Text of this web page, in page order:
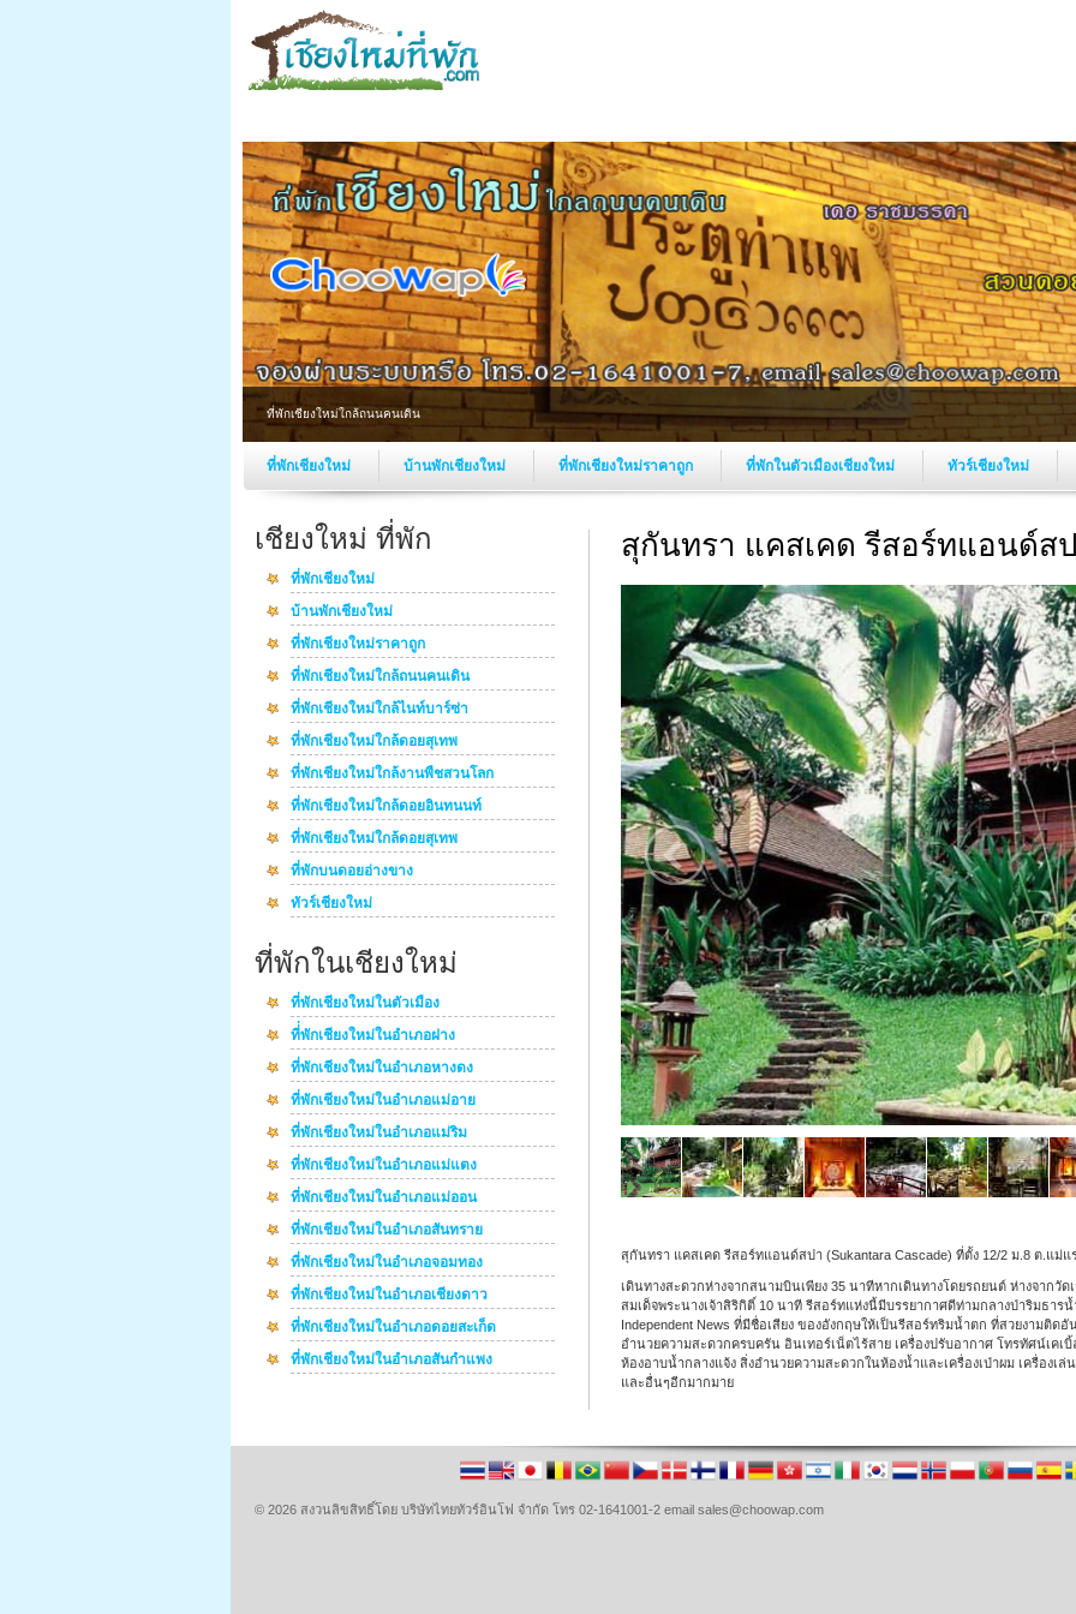
ที่พักเชียงใหม่ใกล้ถนนคนเดิน
ที่พักเชียงใหม่ บ้านพักเชียงใหม่ ที่พักเชียงใหม่ราคาถูก ที่พักในตัวเมืองเชียงใหม่ ทัวร์เชียงใหม่
เชียงใหม่ ที่พัก
ที่พักเชียงใหม่
บ้านพักเชียงใหม่
ที่พักเชียงใหม่ราคาถูก
ที่พักเชียงใหม่ใกล้ถนนคนเดิน
ที่พักเชียงใหม่ใกล้ไนท์บาร์ซ่า
ที่พักเชียงใหม่ใกล้ดอยสุเทพ
ที่พักเชียงใหม่ใกล้งานพืชสวนโลก
ที่พักเชียงใหม่ใกล้ดอยอินทนนท์
ที่พักเชียงใหม่ใกล้ดอยสุเทพ
ที่พักบนดอยอ่างขาง
ทัวร์เชียงใหม่
ที่พักในเชียงใหม่
ที่พักเชียงใหม่ในตัวเมือง
ที่่พักเชียงใหม่ในอำเภอฝาง
ที่พักเชียงใหม่ในอำเภอหางดง
ที่พักเชียงใหม่ในอำเภอแม่อาย
ที่พักเชียงใหม่ในอำเภอแม่ริม
ที่พักเชียงใหม่ในอำเภอแม่แตง
ที่พักเชียงใหม่ในอำเภอแม่ออน
ที่พักเชียงใหม่ในอำเภอสันทราย
ที่พักเชียงใหม่ในอำเภอจอมทอง
ที่พักเชียงใหม่ในอำเภอเชียงดาว
ที่พักเชียงใหม่ในอำเภอดอยสะเก็ด
ที่พักเชียงใหม่ในอำเภอสันกำแพง
สุกันทรา แคสเคด รีสอร์ทแอนด์ส
สุกันทรา แคสเคด รีสอร์ทแอนด์สปา (Sukantara Cascade) ที่ตั้ง 12/2 ม.8 ต.แม่แ
เดินทางสะดวกห่างจากสนามบินเพียง 35 นาทีหากเดินทางโดยรถยนต์ ห่างจากวั
สมเด็จพระนางเจ้าสิริกิติ์ 10 นาที รีสอร์ทแห่งนี้มีบรรยากาศดีท่ามกลางป่าริมธาร
Independent News ที่มีชื่อเสียง ของอังกฤษให้เป็นรีสอร์ทริมน้ำตก ที่สวยงามติด
อำนวยความสะดวกครบครัน อินเทอร์เน็ตไร้สาย เครื่องปรับอากาศ โทรทัศน์เคเ
ห้องอาบน้ำกลางแจ้ง สิ่งอำนวยความสะดวกในห้องน้ำและเครื่องเป่าผม เครื่องเ
และอื่นๆอีกมากมาย
© 2026 สงวนลิขสิทธิ์โดย บริษัทไทยทัวร์อินโฟ จำกัด โทร 02-1641001-2 email sales@choowap.com